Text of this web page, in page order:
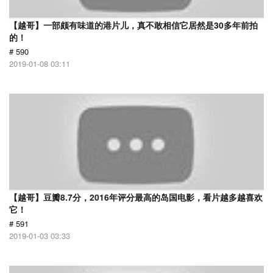
【越哥】一部颇有味道的港片儿，真不敢相信它居然是30多年前拍
的！
# 590
2019-01-08 03:11
【越哥】豆瓣8.7分，2016年评分最高的岛国电影，看片越多越喜欢
它！
# 591
2019-01-03 03:33